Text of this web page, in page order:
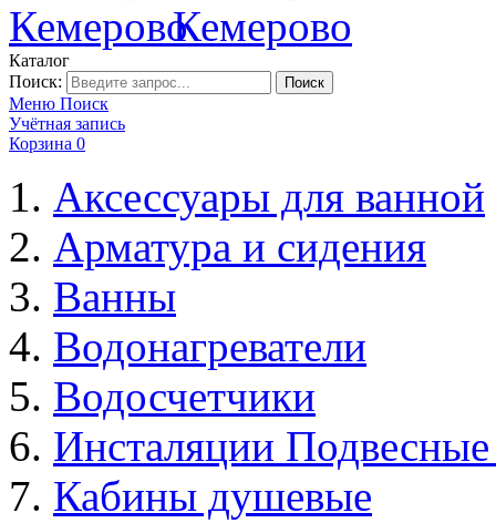
Каталог
Поиск:
Поиск
Меню Поиск
Учётная запись
Корзина 0
Аксессуары для ванной
Арматура и сидения
Ванны
Водонагреватели
Водосчетчики
Инсталяции
Кабины душевые